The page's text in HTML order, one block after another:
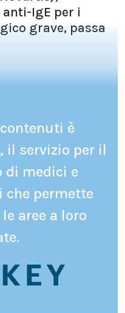
IgE per i
grave, passa
è
il servizio per il
di medici e
permette
aree a loro